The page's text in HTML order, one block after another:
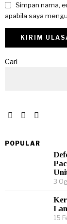
Simpan nama,
apabila saya
Cari
POPULAR
3
15